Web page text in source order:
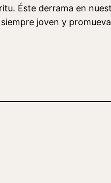
Éste derrama en
joven y